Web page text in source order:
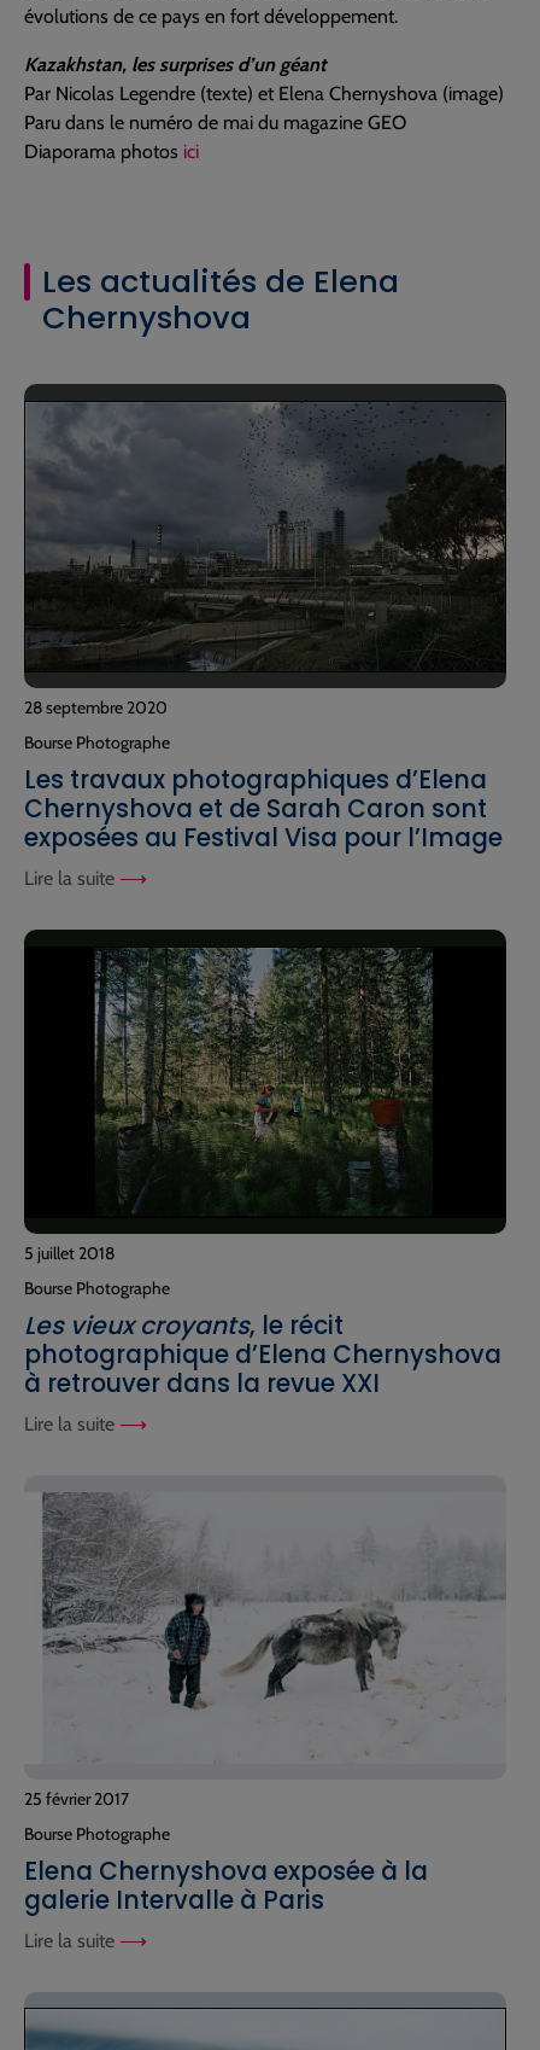
évolutions de ce pays en fort développement.
Kazakhstan, les surprises d’un géant
Par Nicolas Legendre (texte) et Elena Chernyshova (image)
Paru dans le numéro de mai du magazine GEO
Diaporama photos ici
Les actualités de Elena
Chernyshova
28 septembre 2020
Bourse Photographe
Les travaux photographiques d’Elena
Chernyshova et de Sarah Caron sont
exposées au Festival Visa pour l’Image
Lire la suite
5 juillet 2018
Bourse Photographe
Les vieux croyants, le récit
photographique d’Elena Chernyshova
à retrouver dans la revue XXI
Lire la suite
25 février 2017
Bourse Photographe
Elena Chernyshova exposée à la
galerie Intervalle à Paris
Lire la suite